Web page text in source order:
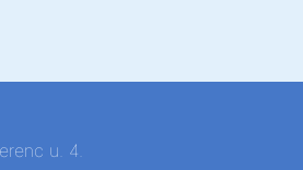
u. 4.